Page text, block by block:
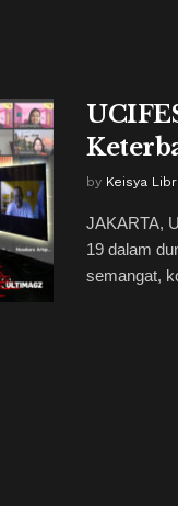
by Keisya
JAKARTA,
19 dalam
semangat,